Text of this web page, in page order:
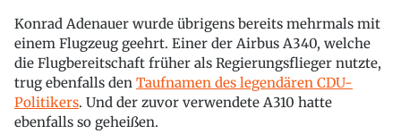
Konrad Adenauer wurde übrigens bereits mehrmals mit
einem Flugzeug geehrt. Einer der Airbus A340, welche
die Flugbereitschaft früher als Regierungsflieger nutzte,
trug ebenfalls den Taufnamen des legendären CDU-
Politikers. Und der zuvor verwendete A310 hatte
ebenfalls so geheißen.